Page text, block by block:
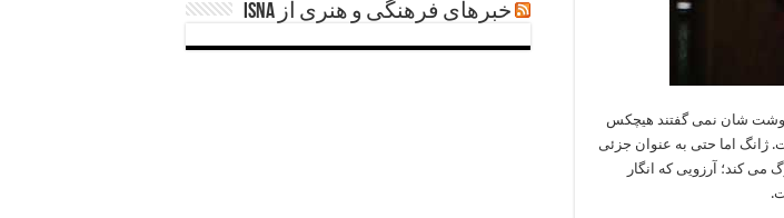
شان نمی گفتند هیچکس
ژانگ اما حتی به عنوان جزئی
کند؛ آرزویی که انگار
خبرهای فرهنگی و هنری از ISNA